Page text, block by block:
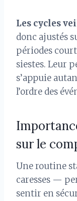
Les cycles
donc ajustés
périodes
siestes. Leur
s’appuie
l’ordre des
sur le
Une routine
caresses —
sentir en